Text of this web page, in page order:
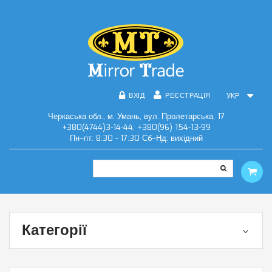
УКР
ВХІД РЕЄСТРАЦІЯ
Черкаська обл., м. Умань, вул. Пролетарська, 17
+380(4744)3-14-44; +380(96) 154-13-99
Пн–пт: 8:30 - 17:30 Сб–Нд: вихідний
Категорії